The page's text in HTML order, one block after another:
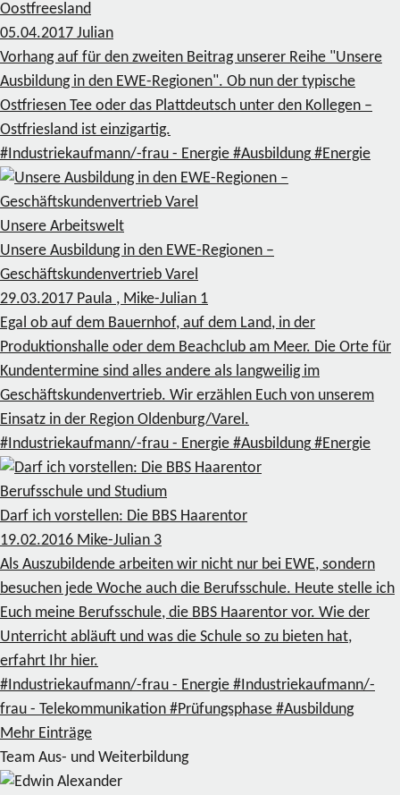
Oostfreesland
05.04.2017 Julian
Vorhang auf für den zweiten Beitrag unserer Reihe "Unsere
Ausbildung in den EWE-Regionen". Ob nun der typische
Ostfriesen Tee oder das Plattdeutsch unter den Kollegen –
Ostfriesland ist einzigartig.
#Industriekaufmann/-frau - Energie #Ausbildung #Energie
Unsere Arbeitswelt
Unsere Ausbildung in den EWE-Regionen –
Geschäftskundenvertrieb Varel
29.03.2017 Paula , Mike-Julian 1
Egal ob auf dem Bauernhof, auf dem Land, in der
Produktionshalle oder dem Beachclub am Meer. Die Orte für
Kundentermine sind alles andere als langweilig im
Geschäftskundenvertrieb. Wir erzählen Euch von unserem
Einsatz in der Region Oldenburg/Varel.
#Industriekaufmann/-frau - Energie #Ausbildung #Energie
Berufsschule und Studium
Darf ich vorstellen: Die BBS Haarentor
19.02.2016 Mike-Julian 3
Als Auszubildende arbeiten wir nicht nur bei EWE, sondern
besuchen jede Woche auch die Berufsschule. Heute stelle ich
Euch meine Berufsschule, die BBS Haarentor vor. Wie der
Unterricht abläuft und was die Schule so zu bieten hat,
erfahrt Ihr hier.
#Industriekaufmann/-frau - Energie #Industriekaufmann/-
frau - Telekommunikation #Prüfungsphase #Ausbildung
Mehr Einträge
Team Aus- und Weiterbildung